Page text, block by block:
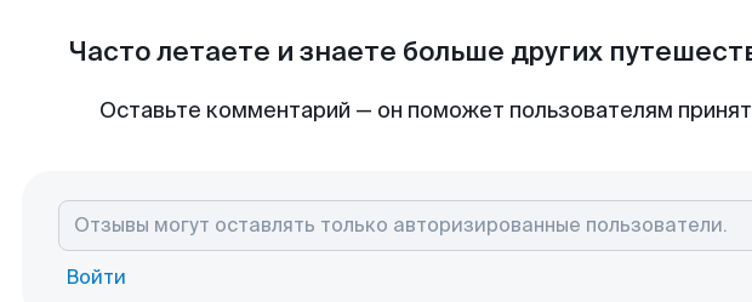
Часто летаете и знаете больше других
Оставьте комментарий — он поможет пользователям
Войти